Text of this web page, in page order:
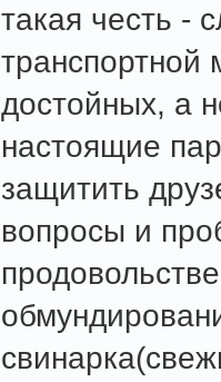
такая честь -
транспортной
достойных, а
настоящие
защитить
вопросы и